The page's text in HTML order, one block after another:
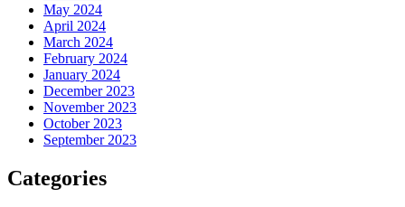
May 2024
April 2024
March 2024
February 2024
January 2024
December 2023
November 2023
October 2023
September 2023
Categories